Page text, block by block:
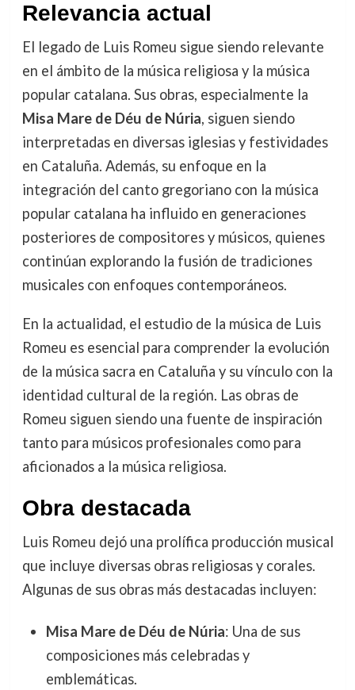
Relevancia actual
El legado de Luis Romeu sigue siendo relevante
en el ámbito de la música religiosa y la música
popular catalana. Sus obras, especialmente la
Misa Mare de Déu de Núria, siguen siendo
interpretadas en diversas iglesias y festividades
en Cataluña. Además, su enfoque en la
integración del canto gregoriano con la música
popular catalana ha influido en generaciones
posteriores de compositores y músicos, quienes
continúan explorando la fusión de tradiciones
musicales con enfoques contemporáneos.
En la actualidad, el estudio de la música de Luis
Romeu es esencial para comprender la evolución
de la música sacra en Cataluña y su vínculo con la
identidad cultural de la región. Las obras de
Romeu siguen siendo una fuente de inspiración
tanto para músicos profesionales como para
aficionados a la música religiosa.
Obra destacada
Luis Romeu dejó una prolífica producción musical
que incluye diversas obras religiosas y corales.
Algunas de sus obras más destacadas incluyen:
Misa Mare de Déu de Núria: Una de sus
composiciones más celebradas y
emblemáticas.